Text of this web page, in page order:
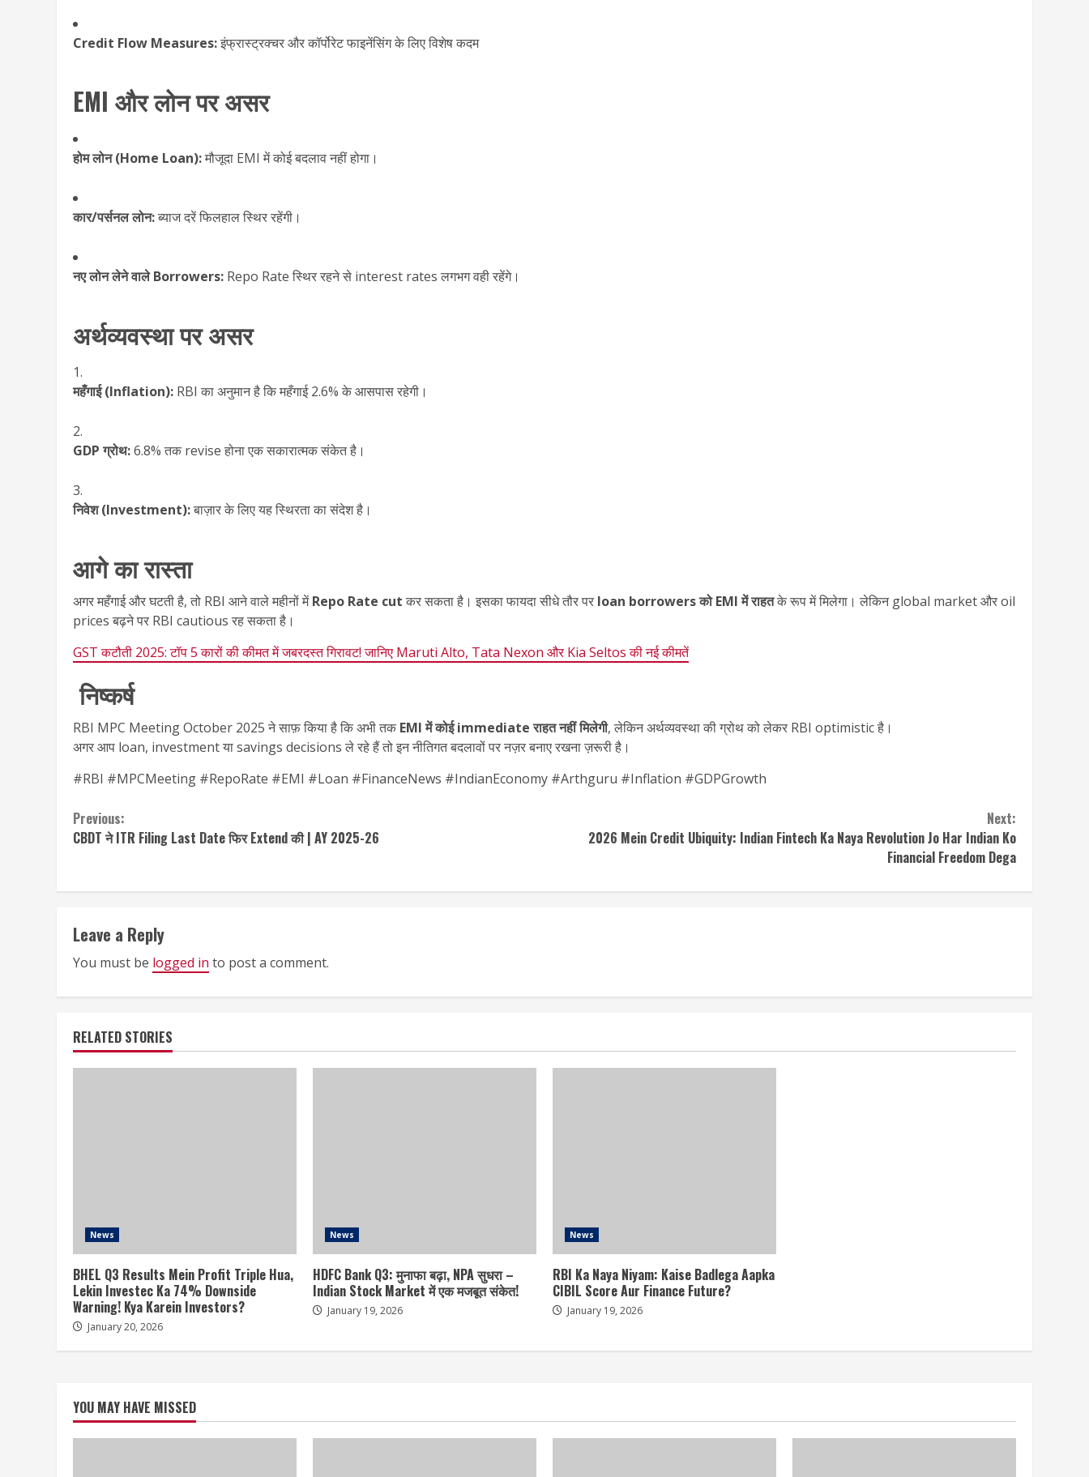
Credit Flow Measures:इंफ्रास्ट्रक्चर और कॉर्पोरेट फाइनेंसिंग के लिए विशेष कदम
EMI और लोन पर असर
होम लोन (Home Loan):मौजूदा EMI में कोई बदलाव नहीं होगा।
कार/पर्सनल लोन:ब्याज दरें फिलहाल स्थिर रहेंगी।
नए लोन लेने वाले Borrowers: Repo Rate स्थिर रहने से interest rates लगभग वही रहेंगे।
अर्थव्यवस्था पर असर
महँगाई (Inflation): RBI का अनुमान है कि महँगाई 2.6% के आसपास रहेगी।
GDP ग्रोथ:6.8% तक revise होना एक सकारात्मक संकेत है।
निवेश (Investment):बाज़ार के लिए यह स्थिरता का संदेश है।
आगे का रास्ता
अगर महँगाई और घटती है, तो RBI आने वाले महीनों मेंRepo Rate cut कर सकता है। इसका फायदा सीधे तौर पर loan borrowers को EMI में राहतके रूप में मिलेगा। लेकिन global market और oil
prices बढ़ने पर RBI cautious रह सकता है।
GST कटौती 2025: टॉप 5 कारों की कीमत में जबरदस्त गिरावट! जानिए Maruti Alto, Tata Nexon और Kia Seltos की नई कीमतें
निष्कर्ष
RBI MPC Meeting October 2025 ने साफ़ किया है कि अभी तक EMI में कोई immediate राहत नहीं मिलेगी, लेकिन अर्थव्यवस्था की ग्रोथ को लेकर RBI optimistic है।
अगर आप loan, investment या savings decisions ले रहे हैं तो इन नीतिगत बदलावों पर नज़र बनाए रखना ज़रूरी है।
#RBI #MPCMeeting #RepoRate #EMI #Loan #FinanceNews #IndianEconomy #Arthguru #Inflation #GDPGrowth
Continue
Reading
Previous:
CBDT ने ITR Filing Last Date फिर Extend की | AY 2025-26
Next:
2026 Mein Credit Ubiquity: Indian Fintech Ka Naya Revolution Jo Har Indian Ko
Financial Freedom Dega
Leave a Reply
You must be logged in to post a comment.
RELATED STORIES
News
BHEL Q3 Results Mein Profit Triple Hua,
Lekin Investec Ka 74% Downside
Warning! Kya Karein Investors?
January 20, 2026
News
HDFC Bank Q3: मुनाफा बढ़ा, NPA सुधरा –
Indian Stock Market में एक मजबूत संकेत!
January 19, 2026
News
RBI Ka Naya Niyam: Kaise Badlega Aapka
CIBIL Score Aur Finance Future?
January 19, 2026
YOU MAY HAVE MISSED